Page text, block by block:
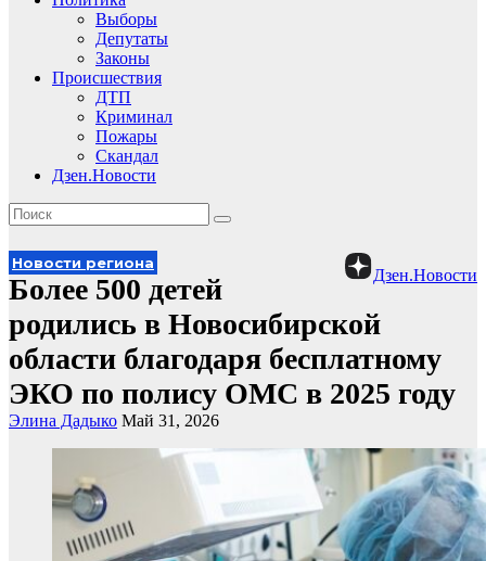
Выборы
Депутаты
Законы
Происшествия
ДТП
Криминал
Пожары
Скандал
Дзен.Новости
Дзен.Новости
Новости региона
Более 500 детей
родились в Новосибирской
области благодаря бесплатному
ЭКО по полису ОМС в 2025 году
Элина Дадыко Май 31, 2026